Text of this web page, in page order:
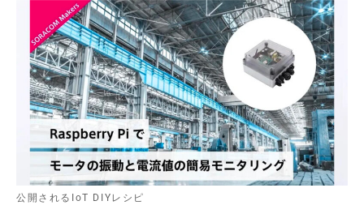
公開されるIoT DIYレシピ